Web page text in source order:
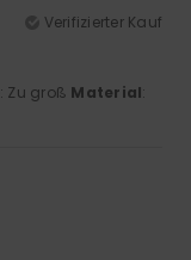
Verifizierter Kauf
: Zu groß Material: